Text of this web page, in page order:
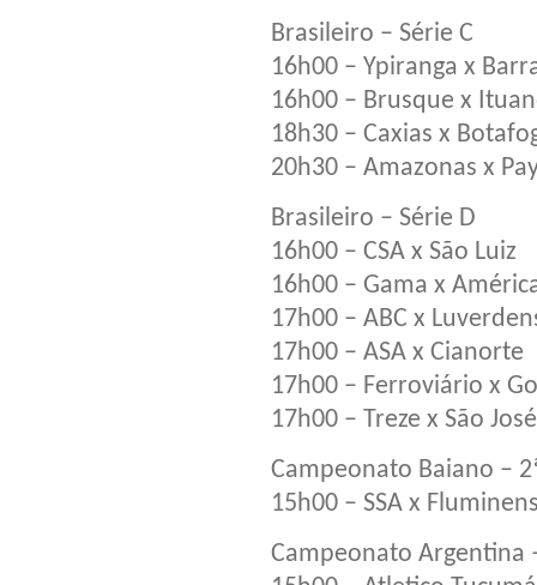
Brasileiro – Série C
16h00 – Ypiranga x
16h00 – Brusque x
18h30 – Caxias x
20h30 – Amazonas x
Brasileiro – Série D
16h00 – CSA x São Luiz
16h00 – Gama x
17h00 – ABC x
17h00 – ASA x Cianorte
17h00 – Ferroviário x
17h00 – Treze x São José
Campeonato Baiano –
15h00 – SSA x
Campeonato Argentina